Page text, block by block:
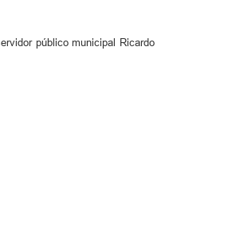
público municipal Ricardo